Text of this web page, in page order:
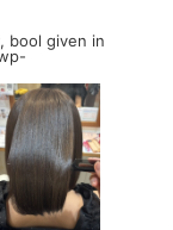
bool given in